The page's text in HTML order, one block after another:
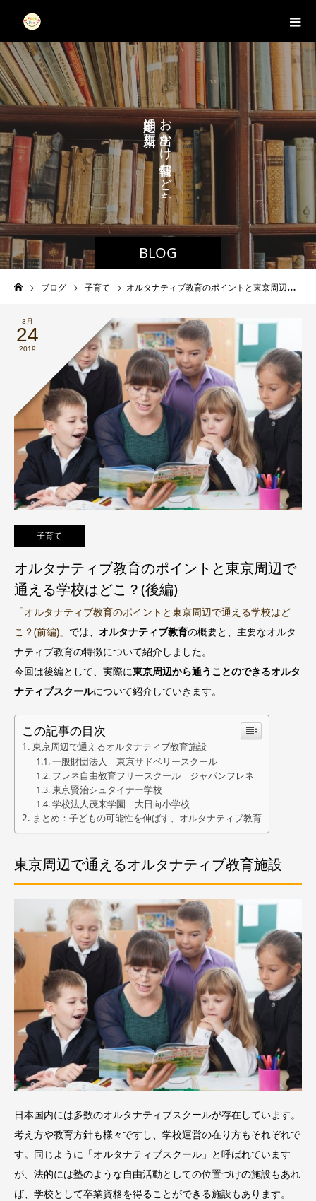
BLOG
お
か
け
な
ど
を
に
し
ま
す
。
ブログ 子育て オルタナティブ教育のポイントと東京周辺で通える学校はどこ？(後編)
3月
24
2019
子育て
オルタナティブ教育のポイントと東京周辺で
通える学校はどこ？(後編)
「オルタナティブ教育のポイントと東京周辺で通える学校はど
こ？(前編)」 では、 オルタナティブ教育の概要と、主要なオルタ
ナティブ教育の特徴について紹介しました。
今回は後編として、実際に東京周辺から通うことのできるオルタ
ナティブスクールについて紹介していきます。
この記事の目次
東京周辺で通えるオルタナティブ教育施設
一般財団法人 東京サドベリースクール
フレネ自由教育フリースクール ジャパンフレネ
東京賢治シュタイナー学校
学校法人茂来学園 大日向小学校
まとめ：子どもの可能性を伸ばす、オルタナティブ教育
東京周辺で通えるオルタナティブ教育施設
日本国内には多数のオルタナティブスクールが存在しています。
考え方や教育方針も様々ですし、学校運営の在り方もそれぞれで
す。同じように「オルタナティブスクール」と呼ばれています
が、法的には塾のような自由活動としての位置づけの施設もあれ
ば、学校として卒業資格を得ることができる施設もあります。